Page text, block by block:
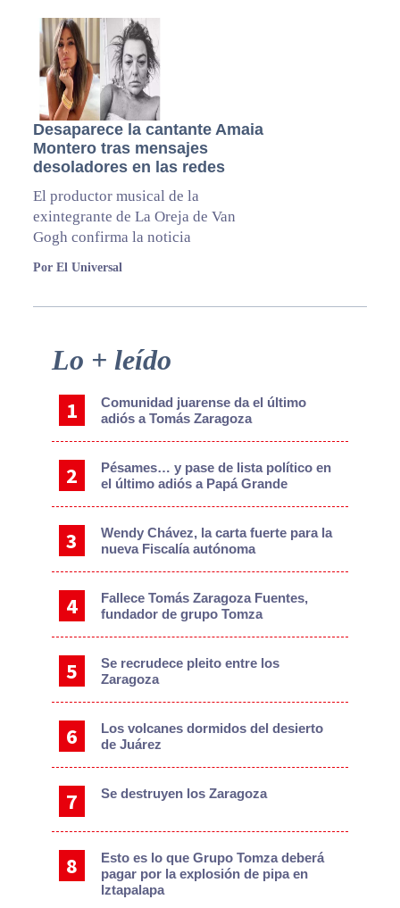
Desaparece la cantante Amaia
Montero tras mensajes
desoladores en las redes
El productor musical de la
exintegrante de La Oreja de Van
Gogh confirma la noticia
Por El Universal
Primary
Lo + leído
Comunidad juarense da el último
adiós a Tomás Zaragoza
Pésames… y pase de lista político en
el último adiós a Papá Grande
Wendy Chávez, la carta fuerte para la
nueva Fiscalía autónoma
Fallece Tomás Zaragoza Fuentes,
fundador de grupo Tomza
Se recrudece pleito entre los
Zaragoza
Los volcanes dormidos del desierto
de Juárez
Se destruyen los Zaragoza
Esto es lo que Grupo Tomza deberá
pagar por la explosión de pipa en
Iztapalapa